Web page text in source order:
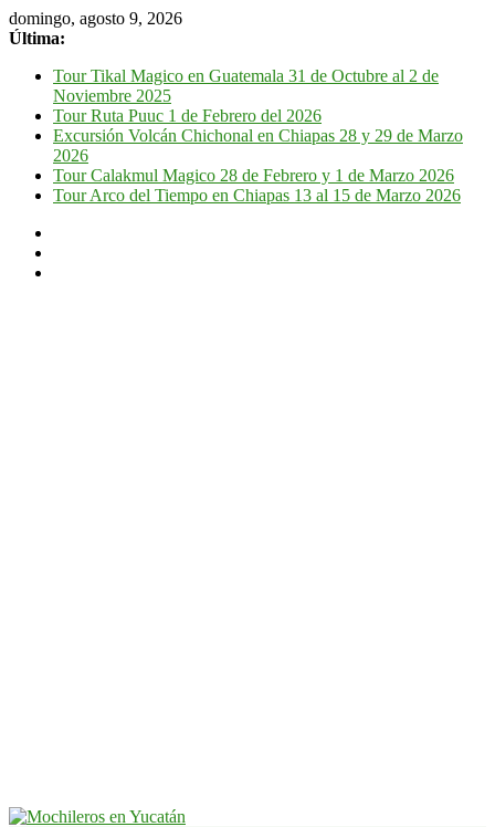
domingo, agosto 9, 2026
Última:
Tour Tikal Magico en Guatemala 31 de Octubre al 2 de
Noviembre 2025
Tour Ruta Puuc 1 de Febrero del 2026
Excursión Volcán Chichonal en Chiapas 28 y 29 de Marzo
2026
Tour Calakmul Magico 28 de Febrero y 1 de Marzo 2026
Tour Arco del Tiempo en Chiapas 13 al 15 de Marzo 2026